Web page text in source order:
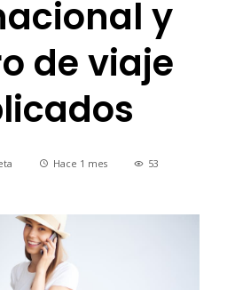
y
de viaje
Hace 1 mes 53